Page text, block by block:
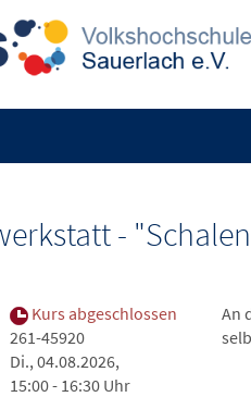
-
Kurs abgeschlossen
261-45920
Di., 04.08.2026,
15:00 - 16:30 Uhr
An